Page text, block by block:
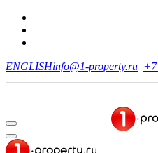
ENGLISHinfo@1-property.ru +7